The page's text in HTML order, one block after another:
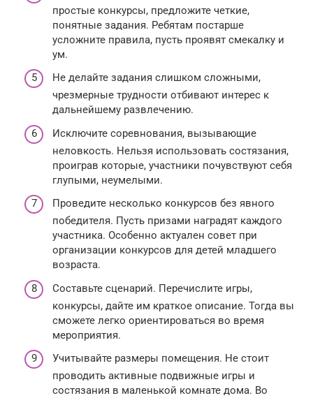
простые конкурсы, предложите четкие,
понятные задания. Ребятам постарше
усложните правила, пусть проявят смекалку и
ум.
Не делайте задания слишком сложными,
чрезмерные трудности отбивают интерес к
дальнейшему развлечению.
Исключите соревнования, вызывающие
неловкость. Нельзя использовать состязания,
проиграв которые, участники почувствуют себя
глупыми, неумелыми.
Проведите несколько конкурсов без явного
победителя. Пусть призами наградят каждого
участника. Особенно актуален совет при
организации конкурсов для детей младшего
возраста.
Составьте сценарий. Перечислите игры,
конкурсы, дайте им краткое описание. Тогда вы
сможете легко ориентироваться во время
мероприятия.
Учитывайте размеры помещения. Не стоит
проводить активные подвижные игры и
состязания в маленькой комнате дома. Во